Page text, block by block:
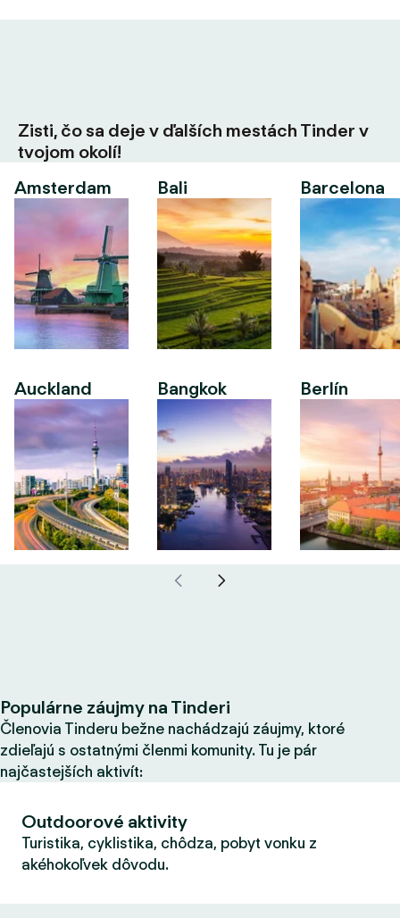
Zisti, čo sa deje v ďalších mestách Tinder v
tvojom okolí!
Amsterdam
Auckland
Bali
Bangkok
Barcelona
Berlín
Populárne záujmy na Tinderi
Členovia Tinderu bežne nachádzajú záujmy, ktoré
zdieľajú s ostatnými členmi komunity. Tu je pár
najčastejších aktivít:
Outdoorové aktivity
Turistika, cyklistika, chôdza, pobyt vonku z
akéhokoľvek dôvodu.